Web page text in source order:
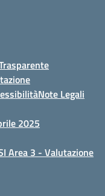
Note Legali
2025
Area 3 - Valutazione